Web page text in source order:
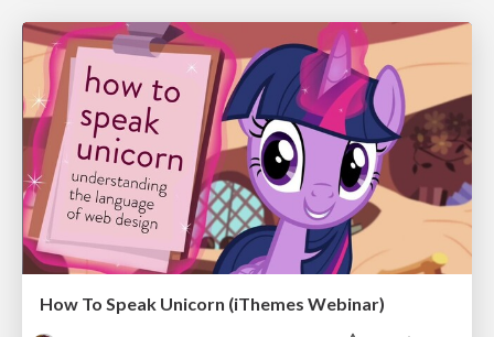
How To Speak Unicorn (iThemes Webinar)